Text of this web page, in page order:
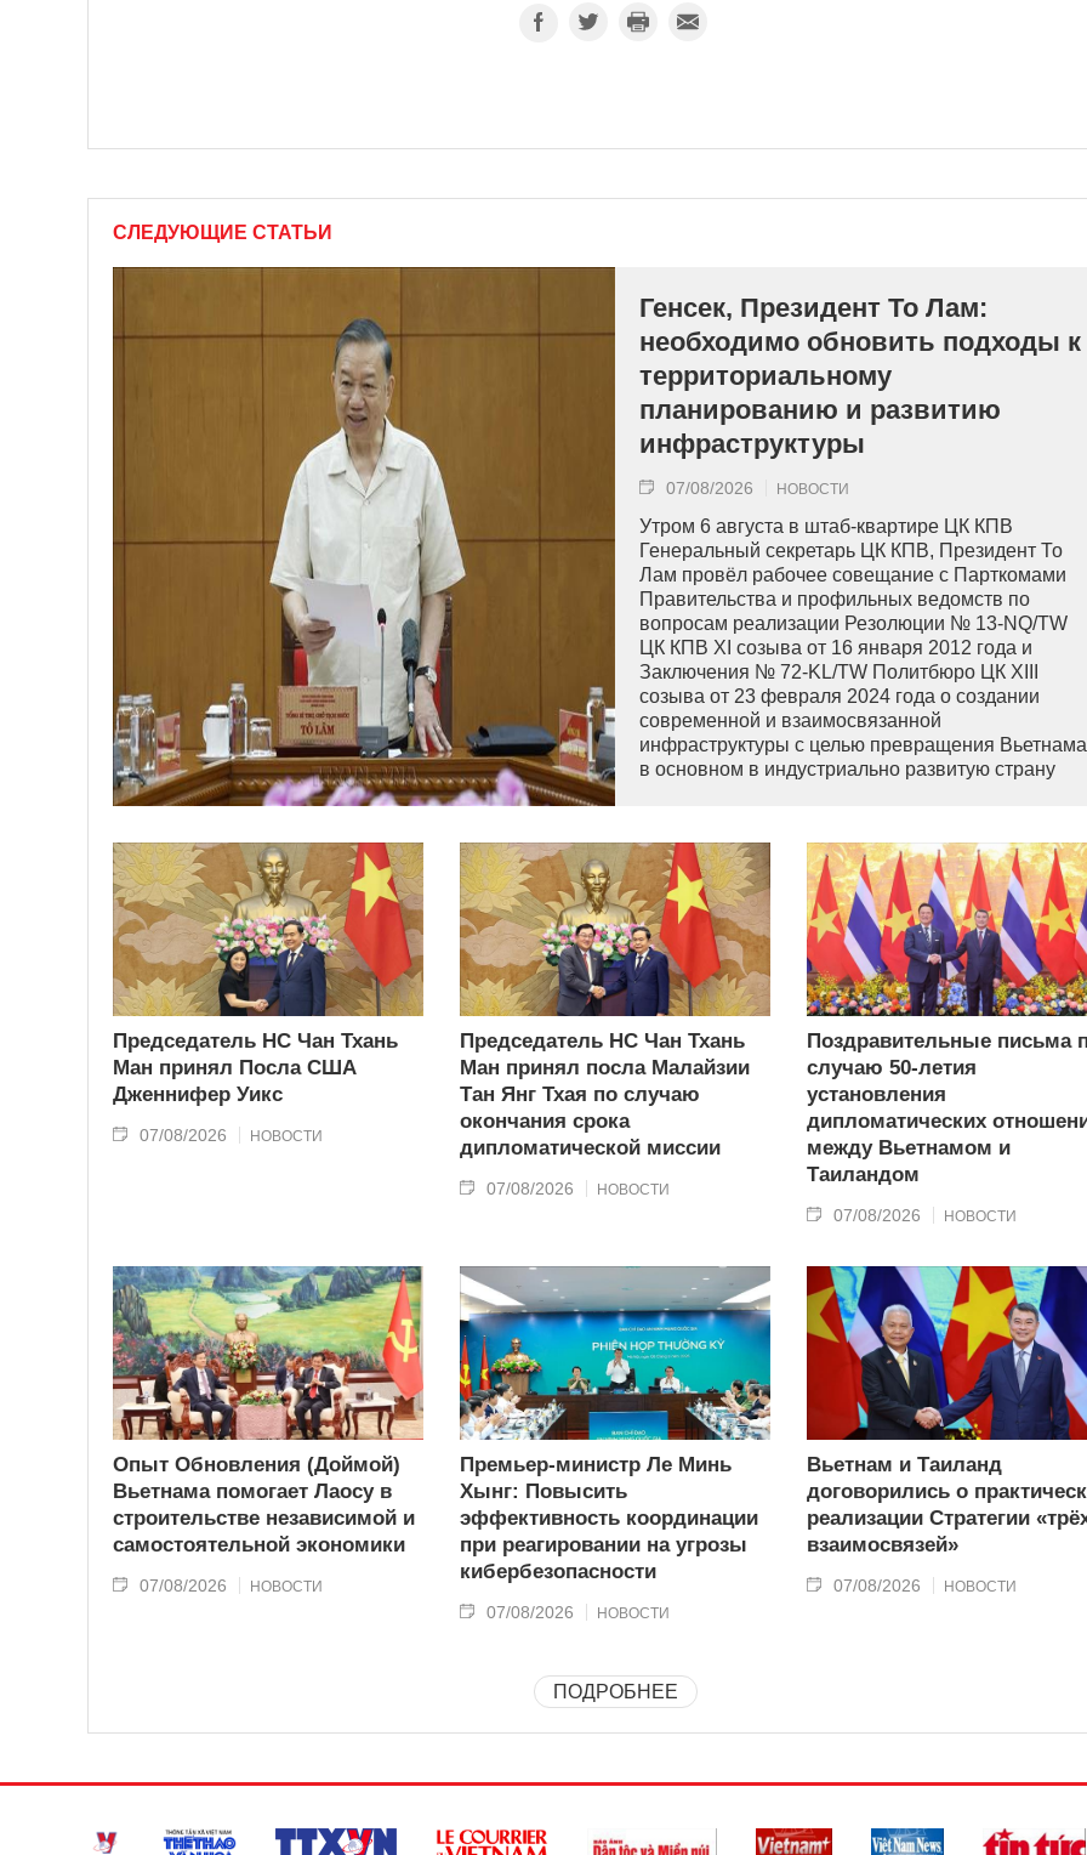
СЛЕДУЮЩИЕ СТАТЬИ
Генсек, Президент То Лам:
необходимо обновить подходы к
территориальному
планированию и развитию
инфраструктуры
07/08/2026 НОВОСТИ
Утром 6 августа в штаб-квартире ЦК КПВ
Генеральный секретарь ЦК КПВ, Президент То
Лам провёл рабочее совещание с Парткомами
Правительства и профильных ведомств по
вопросам реализации Резолюции № 13-NQ/TW
ЦК КПВ XI созыва от 16 января 2012 года и
Заключения № 72-KL/TW Политбюро ЦК XIII
созыва от 23 февраля 2024 года о создании
современной и взаимосвязанной
инфраструктуры с целью превращения Вьетнама
в основном в индустриально развитую страну
Председатель НС Чан Тхань
Ман принял Посла США
Дженнифер Уикс
07/08/2026 НОВОСТИ
Председатель НС Чан Тхань
Ман принял посла Малайзии
Тан Янг Тхая по случаю
окончания срока
дипломатической миссии
07/08/2026 НОВОСТИ
Поздравительные письма
случаю 50-летия
установления
дипломатических
между Вьетнамом и
Таиландом
07/08/2026 НОВОСТИ
Опыт Обновления (Доймой)
Вьетнама помогает Лаосу в
строительстве независимой и
самостоятельной экономики
07/08/2026 НОВОСТИ
Премьер-министр Ле Минь
Хынг: Повысить
эффективность координации
при реагировании на угрозы
кибербезопасности
07/08/2026 НОВОСТИ
Вьетнам и Таиланд
договорились о
реализации Стратегии
взаимосвязей»
07/08/2026 НОВОСТИ
ПОДРОБНЕЕ